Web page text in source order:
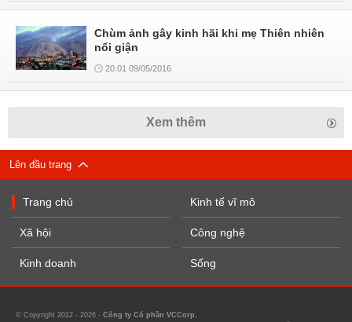
Chùm ảnh gây kinh hãi khi mẹ Thiên nhiên
nổi giận
20:01 09/05/2016
Xem thêm
Lên đầu trang
Trang chủ
Xã hội
Kinh doanh
Kinh tế vĩ mô
Công nghệ
Sống
© Copyright 2012 - 2026 - Công ty Cổ phần VCCorp.